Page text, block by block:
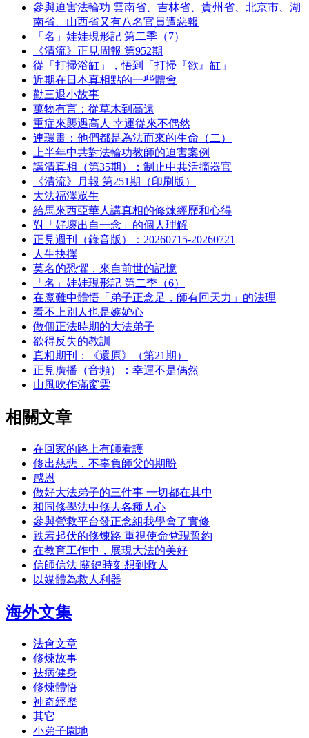
參與迫害法輪功 雲南省、吉林省、貴州省、北京市、湖
南省、山西省又有八名官員遭惡報
「名」娃娃現形記 第二季（7）
《清流》正見周報 第952期
從「打掃浴缸」，悟到「打掃『欲』缸」
近期在日本真相點的一些體會
勸三退小故事
萬物有言：從草木到高遠
重症來襲遇高人 幸運從來不偶然
連環畫：他們都是為法而來的生命（二）
上半年中共對法輪功教師的迫害案例
講清真相（第35期）：制止中共活摘器官
《清流》月報 第251期（印刷版）
大法福澤眾生
給馬來西亞華人講真相的修煉經歷和心得
對「好壞出自一念」的個人理解
正見週刊（錄音版）：20260715-20260721
人生抉擇
莫名的恐懼，來自前世的記憶
「名」娃娃現形記 第二季（6）
在魔難中體悟「弟子正念足，師有回天力」的法理
看不上別人也是嫉妒心
做個正法時期的大法弟子
欲得反失的教訓
真相期刊：《還原》（第21期）
正見廣播（音頻）：幸運不是偶然
山風吹作滿窗雲
相關文章
在回家的路上有師看護
修出慈悲，不辜負師父的期盼
感恩
做好大法弟子的三件事 一切都在其中
和同修學法中修去各種人心
參與營救平台發正念組我學會了實修
跌宕起伏的修煉路 重視使命兌現誓約
在教育工作中，展現大法的美好
信師信法 關鍵時刻想到救人
以媒體為救人利器
海外文集
法會文章
修煉故事
祛病健身
修煉體悟
神奇經歷
其它
小弟子園地